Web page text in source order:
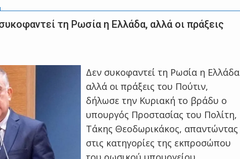
τη Ρωσία η Ελλάδα, αλλά οι πράξεις
Δεν συκοφαντεί τη Ρωσία η Ελλάδα
αλλά οι πράξεις του Πούτιν,
δήλωσε την Κυριακή το βράδυ ο
υπουργός Προστασίας του Πολίτη,
Τάκης Θεοδωρικάκος, απαντώντας
στις κατηγορίες της εκπροσώπου